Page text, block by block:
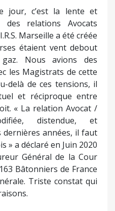
jour, c’est la lente et
des relations Avocats
Marseille a été créée
étaient vent debout
Nous avions des
les Magistrats de cette
delà de ces tensions, il
et réciproque entre
« La relation Avocat /
distendue, et
dernières années, il faut
» a déclaré en Juin 2020
Général de la Cour
Bâtonniers de France
Triste constat qui